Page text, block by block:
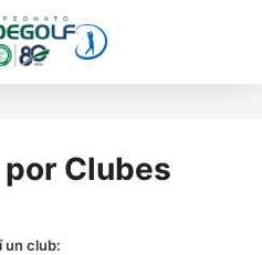
Clubes
un club: